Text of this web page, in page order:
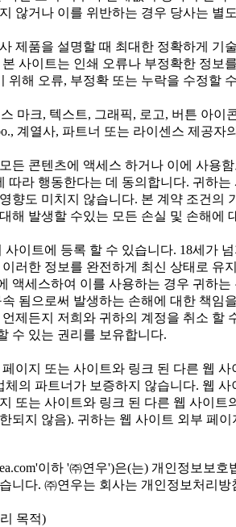
않거나 이를 위반하는 경우 당사는 별
제품을 설명할 때 최대한 정확하게
사이트는 인쇄 오류나 부정확한 정보
위해 오류, 부정확 또는 누락을 수정할
마크, 텍스트, 그래픽, 로고, 버튼 아
계열사, 파트너 또는 라이센스 제공
든 콘텐츠에 액세스 하거나 이에 사용
따라 행동한다는 데 동의합니다. 귀하
향도 미치지 않습니다. 본 계약 조건의
해 발생할 수있는 모든 손실 및 손해에
사이트에 등록 할 수 있습니다. 18세가
러한 정보를 완전하게 최신 상태로 유
액세스하여 이를 사용하는 경우 귀하
됨으로써 발생하는 손해에 대한 책임
제든지 저희와 귀하의 계정을 취소 할
수 있는 권리를 보유합니다.
이지 또는 사이트와 링크 된 다른 웹
체의 파트너가 보증하지 않습니다. 웹
또는 사이트와 링크 된 다른 웹 사이
되지 않음). 귀하는 웹 사이트 외부 페
이하 '㈜연우')은(는) 개인정보보
니다. ㈜연우는 회사는 개인정보처리
목적)